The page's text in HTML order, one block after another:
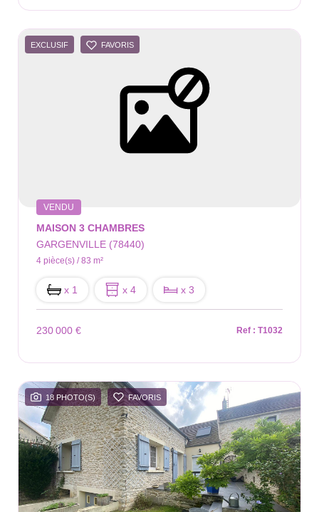
EXCLUSIF FAVORIS
VENDU
MAISON 3 CHAMBRES
GARGENVILLE (78440)
4 pièce(s) / 83 m²
x 1 x 4 x 3
230 000 € Ref : T1032
18 PHOTO(S) FAVORIS